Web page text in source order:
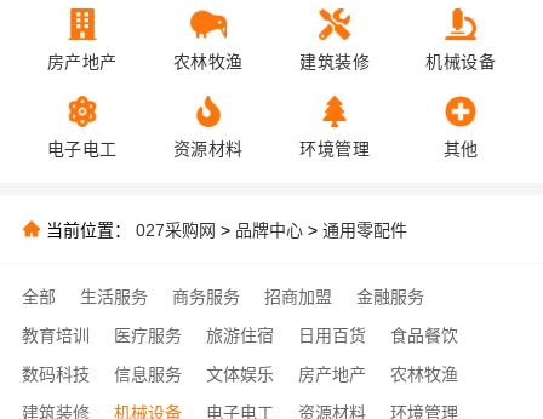
房产地产 农林牧渔 建筑装修 机械设备
电子电工 资源材料 环境管理 其他
当前位置： 027采购网 > 品牌中心 > 通用零配件
全部 生活服务 商务服务 招商加盟
金融服务
教育培训
医疗服务 旅游住宿 日用百货
食品餐饮
数码科技
信息服务 文体娱乐 房产地产
农林牧渔
建筑装修
机械设备 电子电工 资源材料
环境管理